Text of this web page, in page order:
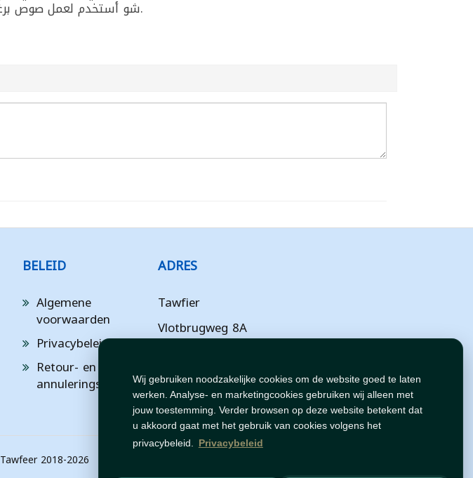
Wij gebruiken noodzakelijke cookies om de website goed te laten
werken. Analyse- en marketingcookies gebruiken wij alleen met
jouw toestemming. Verder browsen op deze website betekent dat
u akkoord gaat met het gebruik van cookies volgens het
privacybeleid. Privacybeleid
شو أستخدم لعمل صوص برغر سريع؟ اخلط توابل همبرغر لارا 140غ مع مايونيز وخردل وطلع صوص جاهز.
BELEID
Algemene
voorwaarden
Privacybeleid
Retour- en
annuleringsbeleid
ADRES
Tawfier
Vlotbrugweg 8A
Flevoland
NL
Tawfeer 2018-2026